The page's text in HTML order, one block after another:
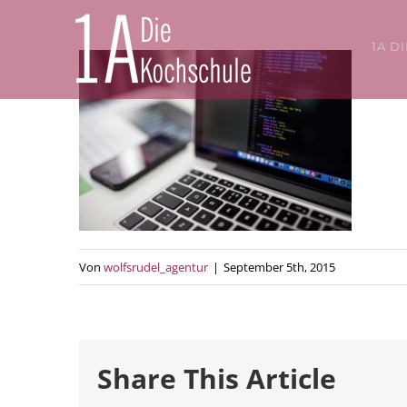
1A
Von wolfsrudel_agentur | September 5th, 2015
Share This Article